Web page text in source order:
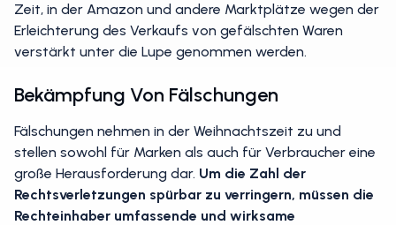
Zeit, in der Amazon und andere Marktplätze wegen der
Erleichterung des Verkaufs von gefälschten Waren
verstärkt unter die Lupe genommen werden.
Bekämpfung Von Fälschungen
Fälschungen nehmen in der Weihnachtszeit zu und
stellen sowohl für Marken als auch für Verbraucher eine
große Herausforderung dar. Um die Zahl der
Rechtsverletzungen spürbar zu verringern, müssen die
Rechteinhaber umfassende und wirksame